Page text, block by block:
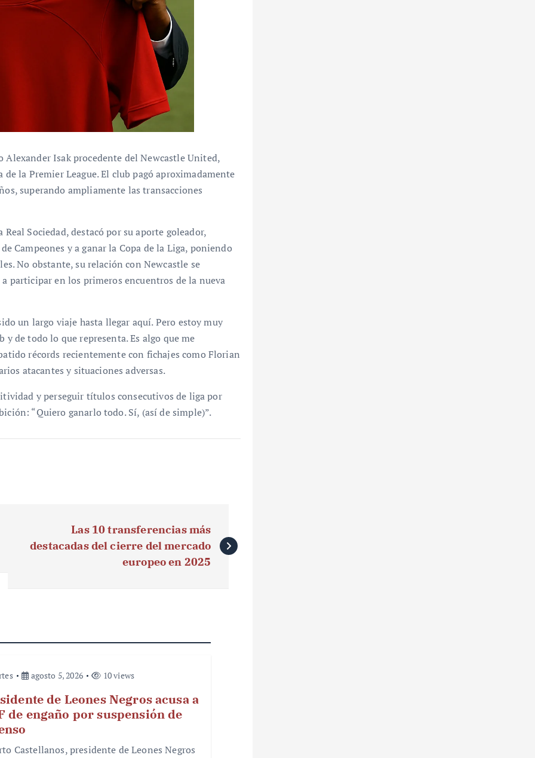
Isak procedente del Newcastle United,
la Premier League. El club pagó aproximadamente
superando ampliamente las transacciones
Sociedad, destacó por su aporte goleador,
Campeones y a ganar la Copa de la Liga, poniendo
No obstante, su relación con Newcastle se
participar en los primeros encuentros de la nueva
un largo viaje hasta llegar aquí. Pero estoy muy
de todo lo que representa. Es algo que me
récords recientemente con fichajes como Florian
atacantes y situaciones adversas.
y perseguir títulos consecutivos de liga por
“Quiero ganarlo todo. Sí, (así de simple)”.
Las 10 transferencias más
destacadas del cierre del mercado
europeo en 2025
agosto 5, 2026 10 views
de Leones Negros acusa a
de engaño por suspensión de
Castellanos, presidente de Leones Negros